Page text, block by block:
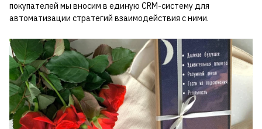
покупателей мы вносим в единую CRM-систему для
автоматизации стратегий взаимодействия с ними.